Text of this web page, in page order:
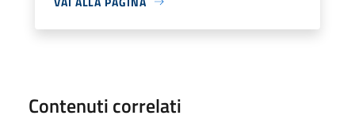
Contenuti correlati